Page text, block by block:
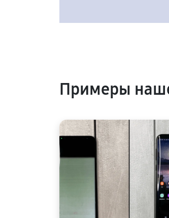
Примеры